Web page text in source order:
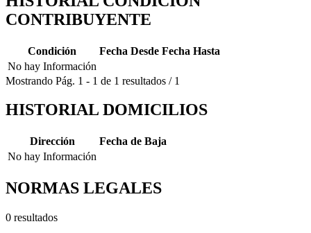
CONTRIBUYENTE
Condición Fecha Desde Fecha Hasta
No hay Información
Mostrando Pág. 1 - 1 de 1 resultados / 1
HISTORIAL DOMICILIOS
Dirección
Fecha de Baja
No hay Información
NORMAS LEGALES
0 resultados